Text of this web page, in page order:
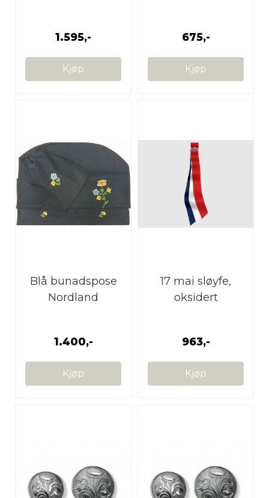
1.595,-
Kjøp
675,-
Kjøp
Blå bunadspose
Nordland
1.400,-
Kjøp
17 mai sløyfe,
oksidert
963,-
Kjøp